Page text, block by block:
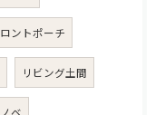
ントポーチ
リビング土間